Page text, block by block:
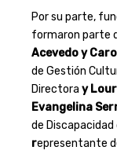
Por su parte,
formaron parte
Acevedo y
de Gestión
Directora y
Evangelina
de
representante